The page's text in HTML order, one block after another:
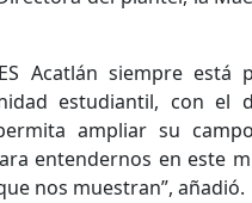
Acatlán siempre está
estudiantil, con el
ampliar su
entendernos en este
nos muestran”, añadió.